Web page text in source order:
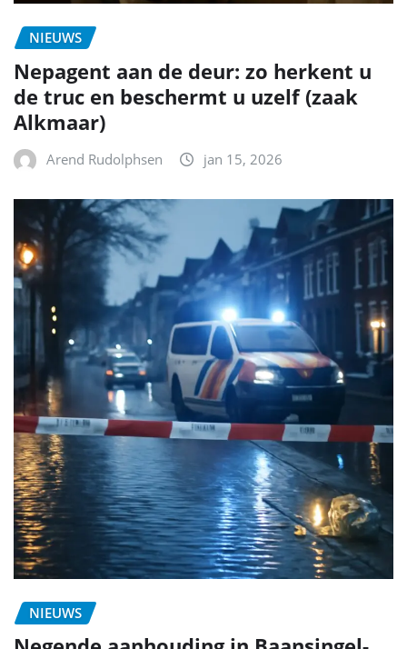
NIEUWS
Nepagent aan de deur: zo herkent u
de truc en beschermt u uzelf (zaak
Alkmaar)
Arend Rudolphsen jan 15, 2026
NIEUWS